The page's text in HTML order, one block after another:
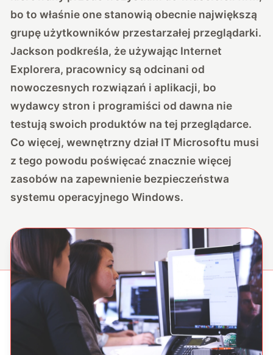
bo to właśnie one stanowią obecnie największą
grupę użytkowników przestarzałej przeglądarki.
Jackson podkreśla, że używając Internet
Explorera, pracownicy są odcinani od
nowoczesnych rozwiązań i aplikacji, bo
wydawcy stron i programiści od dawna nie
testują swoich produktów na tej przeglądarce.
Co więcej, wewnętrzny dział IT Microsoftu musi
z tego powodu poświęcać znacznie więcej
zasobów na zapewnienie bezpieczeństwa
systemu operacyjnego Windows.